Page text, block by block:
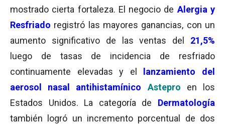
mostrado cierta fortaleza. El negocio de Alergia y
Resfriado registró las mayores ganancias, con un
aumento significativo de las ventas del 21,5%
luego de tasas de incidencia de resfriado
continuamente elevadas y el
lanzamiento del
aerosol nasal antihistamínico
Astepro en los
Estados Unidos. La categoría de Dermatología
también logró un incremento porcentual de dos